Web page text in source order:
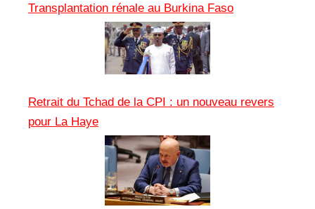
Transplantation rénale au Burkina Faso
Retrait du Tchad de la CPI : un nouveau revers
pour La Haye